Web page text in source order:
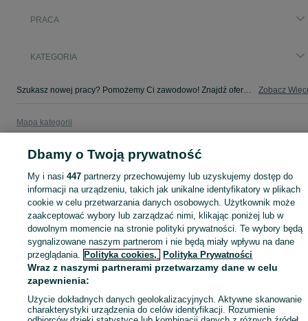
PRACA
KATEGORIA
Szukasz nowej pracy? Pomożemy Ci zawodowo! Znajdź ofertę dla siebie w kategorii Praca na OLX - Krowia Góra i okolice! Zobacz
Mapa kategorii
Mapa ministron
Popularne wyszukiwania
Dbamy o Twoją prywatność
My i nasi447 partnerzy przechowujemy lub uzyskujemy dostęp do
informacji na urządzeniu, takich jak unikalne identyfikatory w plikach
cookie w celu przetwarzania danych osobowych. Użytkownik może
zaakceptować wybory lub zarządzać nimi, klikając poniżej lub w
dowolnym momencie na stronie polityki prywatności. Te wybory będą
sygnalizowane naszym partnerom i nie będą miały wpływu na dane
przeglądania. Polityka cookies, Polityka Prywatności
Wraz z naszymi partnerami przetwarzamy dane w celu
zapewnienia:
Użycie dokładnych danych geolokalizacyjnych. Aktywne skanowanie
charakterystyki urządzenia do celów identyfikacji. Rozumienie